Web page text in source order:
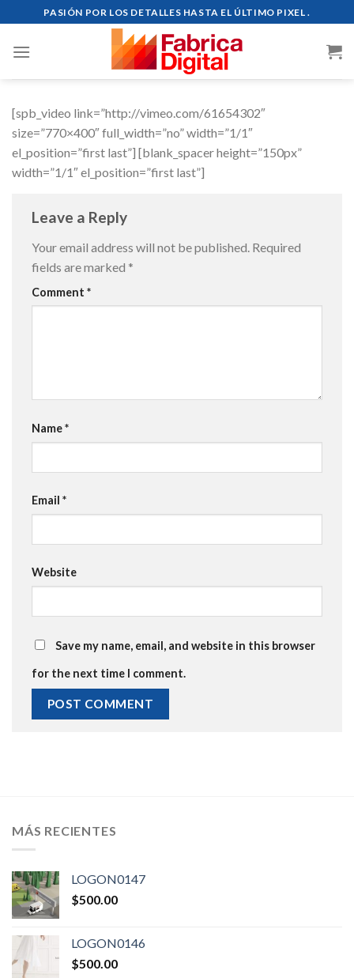
to
content
PASIÓN POR LOS DETALLES HASTA EL ÚLTIMO PIXEL .
[spb_video link=”http://vimeo.com/61654302″
size=”770×400″ full_width=”no” width=”1/1″
el_position=”first last”] [blank_spacer height=”150px”
width=”1/1″ el_position=”first last”]
Leave a Reply
Your email address will not be published. Required
fields are marked *
Comment *
Name*
Email *
Website
Save my name, email, and website in this browser
for the next time I comment.
MÁS RECIENTES
LOGON0147
$500.00
LOGON0146
$500.00